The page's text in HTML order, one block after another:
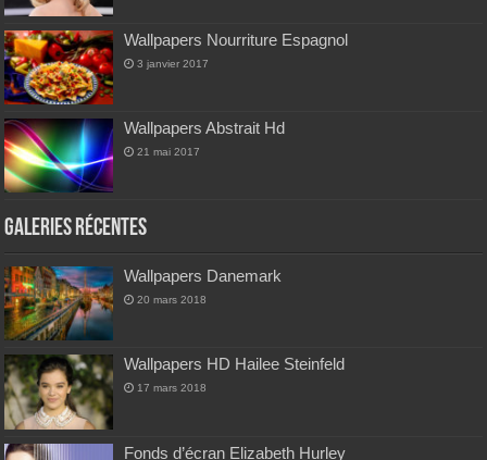
Wallpapers Nourriture Espagnol
3 janvier 2017
Wallpapers Abstrait Hd
21 mai 2017
Galeries Récentes
Wallpapers Danemark
20 mars 2018
Wallpapers HD Hailee Steinfeld
17 mars 2018
Fonds d’écran Elizabeth Hurley